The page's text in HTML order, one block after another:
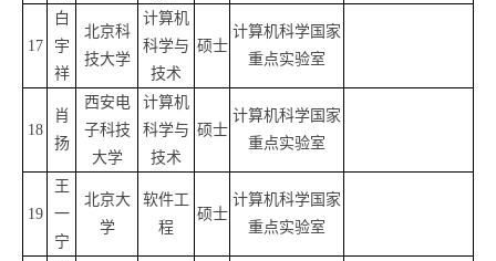
17
白
宇
祥
北京科
技大学
计算机
科学与
技术
硕士
计算机科学国家
重点实验室
18
肖
扬
西安电
子科技
大学
计算机
科学与
技术
硕士
计算机科学国家
重点实验室
19
王
一
宁
北京大
学
软件工
程
硕士
计算机科学国家
重点实验室